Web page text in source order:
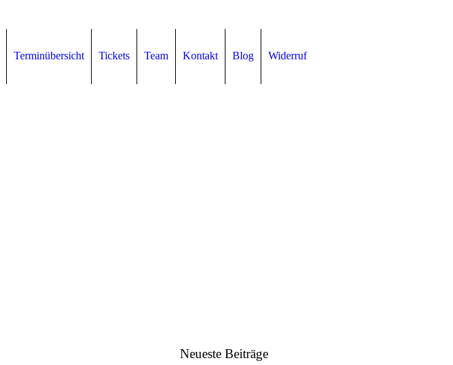
Terminübersicht Tickets Team Kontakt Blog Widerruf
Neueste Beiträge